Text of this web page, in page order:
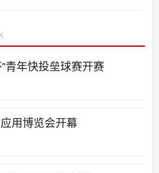
青年快投垒球赛开赛
用博览会开幕